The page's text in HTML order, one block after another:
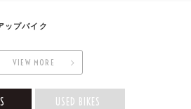
プバイク
VIEW MORE
USED BIKES